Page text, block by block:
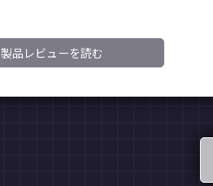
製品レビューを読む